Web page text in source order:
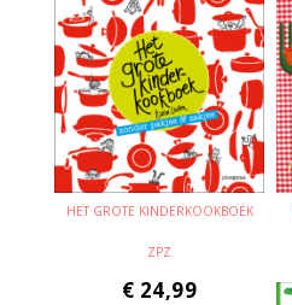
HET GROTE KINDERKOOKBOEK
ZPZ
€ 24,99